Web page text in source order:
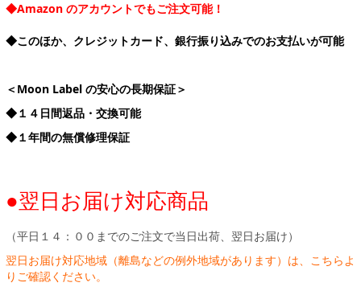
◆Amazon のアカウントでもご注文可能！
◆このほか、クレジットカード、銀行振り込みでのお支払いが可能
＜Moon Label の安心の長期保証＞
◆１４日間返品・交換可能
◆１年間の無償修理保証
●翌日お届け対応商品
（平日１４：００までのご注文で当日出荷、翌日お届け）
翌日お届け対応地域（離島などの例外地域があります）は、こちらよ
りご確認ください。